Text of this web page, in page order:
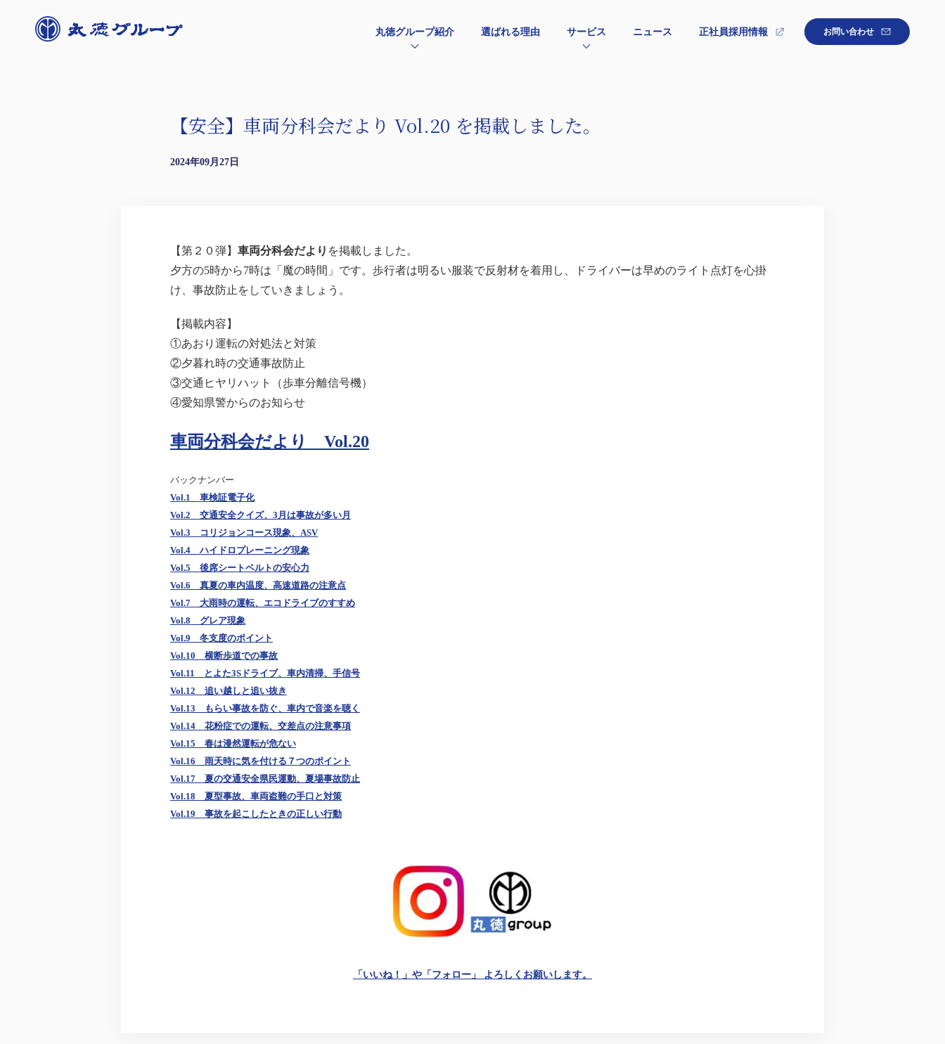
丸徳グループ紹介 選ばれる理由 サービス ニュース 正社員採用情報 お問い合わせ
【安全】車両分科会だより Vol.20 を掲載しました。
2024年09月27日
【第２０弾】 車両分科会だより を掲載しました。
夕方の5時から7時は「魔の時間」です。歩行者は明るい服装で反射材を着用し、ドライバーは早めのライト点灯を心掛
け、事故防止をしていきましょう。
【掲載内容】
①あおり運転の対処法と対策
②夕暮れ時の交通事故防止
③交通ヒヤリハット（歩車分離信号機）
④愛知県警からのお知らせ
車両分科会だより Vol.20
バックナンバー
Vol.1 車検証電子化
Vol.2 交通安全クイズ、3月は事故が多い月
Vol.3 コリジョンコース現象、ASV
Vol.4 ハイドロプレーニング現象
Vol.5 後席シートベルトの安心力
Vol.6 真夏の車内温度、高速道路の注意点
Vol.7 大雨時の運転、エコドライブのすすめ
Vol.8 グレア現象
Vol.9 冬支度のポイント
Vol.10 横断歩道での事故
Vol.11 とよた3Sドライブ、車内清掃、手信号
Vol.12 追い越しと追い抜き
Vol.13 もらい事故を防ぐ、車内で音楽を聴く
Vol.14 花粉症での運転、交差点の注意事項
Vol.15 春は漫然運転が危ない
Vol.16 雨天時に気を付ける７つのポイント
Vol.17 夏の交通安全県民運動、夏場事故防止
Vol.18 夏型事故、車両盗難の手口と対策
Vol.19 事故を起こしたときの正しい行動
「いいね！」や「フォロー」 よろしくお願いします。